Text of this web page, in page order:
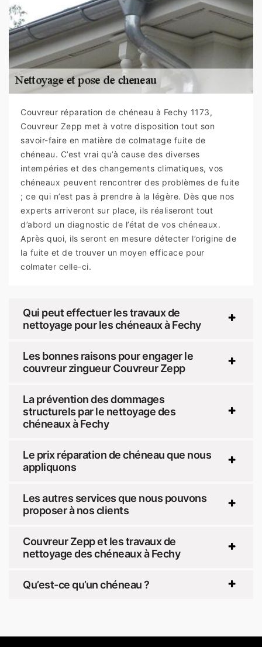
Couvreur réparation de chéneau à Fechy 1173,
Couvreur Zepp met à votre disposition tout son
savoir-faire en matière de colmatage fuite de
chéneau. C’est vrai qu’à cause des diverses
intempéries et des changements climatiques, vos
chéneaux peuvent rencontrer des problèmes de fuite
; ce qui n’est pas à prendre à la légère. Dès que nos
experts arriveront sur place, ils réaliseront tout
d’abord un diagnostic de l’état de vos chéneaux.
Après quoi, ils seront en mesure détecter l’origine de
la fuite et de trouver un moyen efficace pour
colmater celle-ci.
Qui peut effectuer les travaux de
nettoyage pour les chéneaux à Fechy
Les bonnes raisons pour engager le
couvreur zingueur Couvreur Zepp
La prévention des dommages
structurels par le nettoyage des
chéneaux à Fechy
Le prix réparation de chéneau que nous
appliquons
Les autres services que nous pouvons
proposer à nos clients
Couvreur Zepp et les travaux de
nettoyage des chéneaux à Fechy
Qu’est-ce qu’un chéneau ?